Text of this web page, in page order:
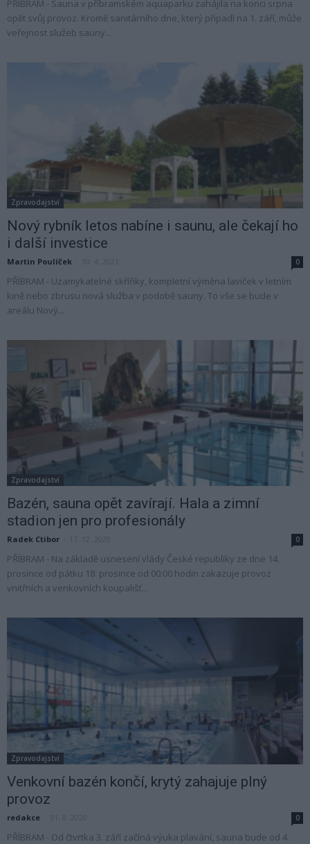
PŘÍBRAM - Sauna v příbramském aquaparku zahájila na konci srpna
opět svůj provoz. Kromě sanitárního dne, který připadl na 1. září, může
veřejnost služeb sauny...
Zpravodajství
Nový rybník letos nabíne i saunu, ale čekají ho
i další investice
Martin Poulíček 0
PŘÍBRAM - Uzamykatelné skříňky, kompletní výměna laviček v letním
kině nebo zbrusu nová služba v podobě sauny. To vše se bude v
areálu Nový...
Zpravodajství
Bazén, sauna opět zavírají. Hala a zimní
stadion jen pro profesionály
Radek Ctibor 0
PŘÍBRAM - Na základě usnesení vlády České republiky ze dne 14.
prosince od pátku 18. prosince od 00:00 hodin zakazuje provoz
vnitřních a venkovních koupališť...
Zpravodajství
Venkovní bazén končí, krytý zahajuje plný
provoz
redakce 0
PŘÍBRAM - Od čtvrtka 3. září začíná výuka plavání, sauna bude od 4.